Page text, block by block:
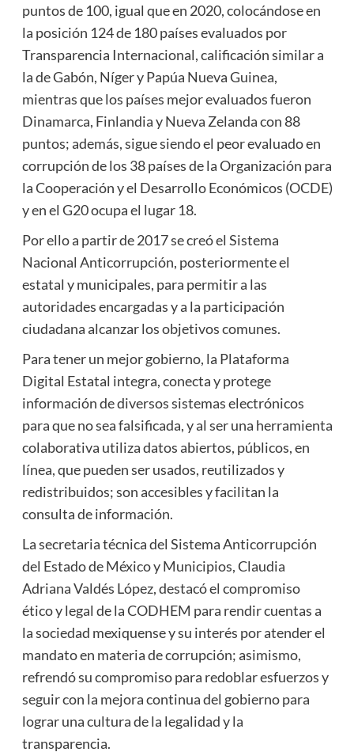
puntos de 100, igual que en 2020, colocándose en
la posición 124 de 180 países evaluados por
Transparencia Internacional, calificación similar a
la de Gabón, Níger y Papúa Nueva Guinea,
mientras que los países mejor evaluados fueron
Dinamarca, Finlandia y Nueva Zelanda con 88
puntos; además, sigue siendo el peor evaluado en
corrupción de los 38 países de la Organización para
la Cooperación y el Desarrollo Económicos (OCDE)
y en el G20 ocupa el lugar 18.
Por ello a partir de 2017 se creó el Sistema
Nacional Anticorrupción, posteriormente el
estatal y municipales, para permitir a las
autoridades encargadas y a la participación
ciudadana alcanzar los objetivos comunes.
Para tener un mejor gobierno, la Plataforma
Digital Estatal integra, conecta y protege
información de diversos sistemas electrónicos
para que no sea falsificada, y al ser una herramienta
colaborativa utiliza datos abiertos, públicos, en
línea, que pueden ser usados, reutilizados y
redistribuidos; son accesibles y facilitan la
consulta de información.
La secretaria técnica del Sistema Anticorrupción
del Estado de México y Municipios, Claudia
Adriana Valdés López, destacó el compromiso
ético y legal de la CODHEM para rendir cuentas a
la sociedad mexiquense y su interés por atender el
mandato en materia de corrupción; asimismo,
refrendó su compromiso para redoblar esfuerzos y
seguir con la mejora continua del gobierno para
lograr una cultura de la legalidad y la
transparencia.